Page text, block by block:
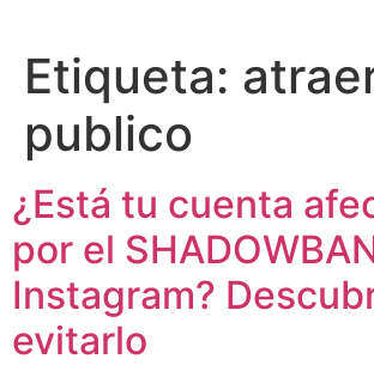
Etiqueta:
publico
¿Está tu cuenta
por el
Instagram?
evitarlo